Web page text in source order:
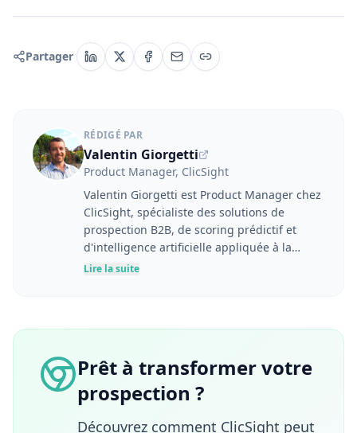
Partager
RÉDIGÉ PAR
Valentin Giorgetti
Product Manager, ClicSight
Valentin Giorgetti est Product Manager chez
ClicSight, spécialiste des solutions de
prospection B2B, de scoring prédictif et
d'intelligence artificielle appliquée à la
performance commerciale. À l'interface
marketing et commerciales à mieux
prospects. Fort d'une expérience en
marketing digital, génération de leads,
marketing automation et développement de
produits SaaS, il porte une approche
Lire la suite
Prêt à transformer votre
prospection ?
Découvrez comment ClicSight peut